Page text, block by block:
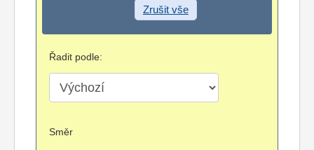
Zrušit vše
Řadit podle:
Směr